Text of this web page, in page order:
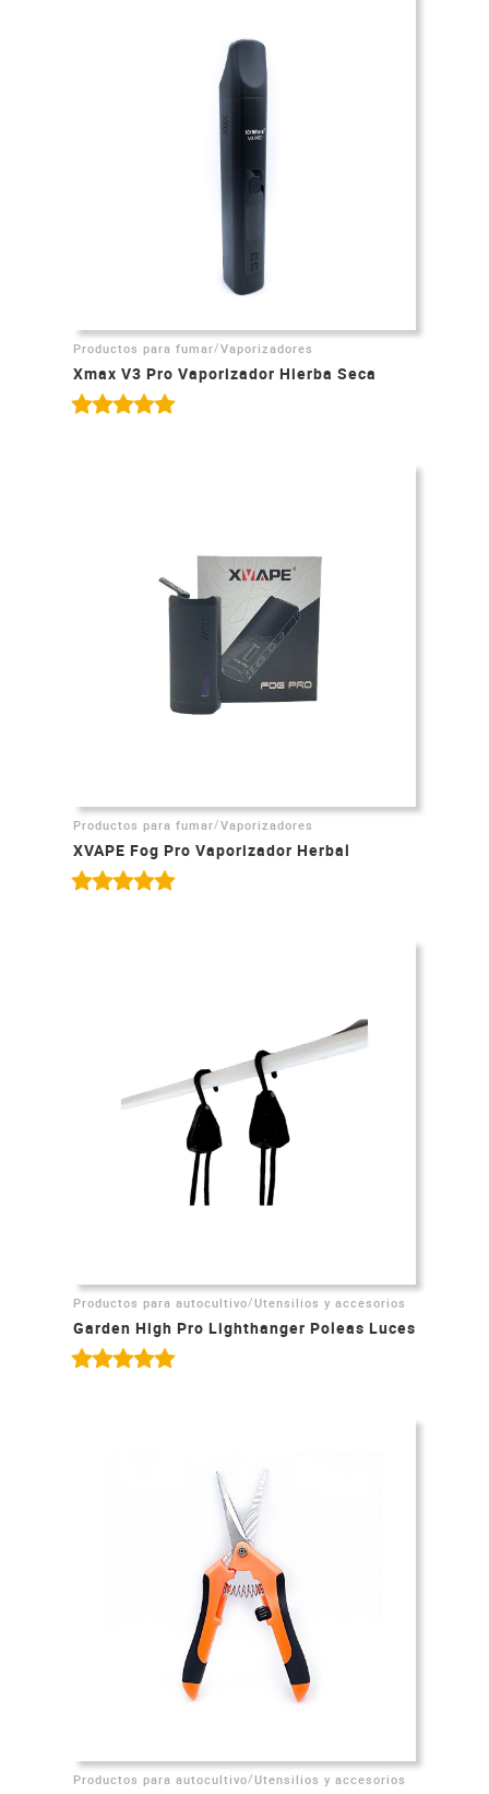
Productos para fumar/Vaporizadores
Xmax V3 Pro Vaporizador Hierba Seca
Productos para fumar/Vaporizadores
XVAPE Fog Pro Vaporizador Herbal
Productos para autocultivo/Utensilios y accesorios
Garden High Pro Lighthanger Poleas Luces
Productos para autocultivo/Utensilios y accesorios